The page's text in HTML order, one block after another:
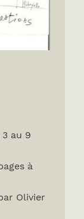
au 9
à
Olivier